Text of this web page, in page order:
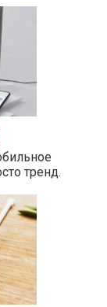
тренд.